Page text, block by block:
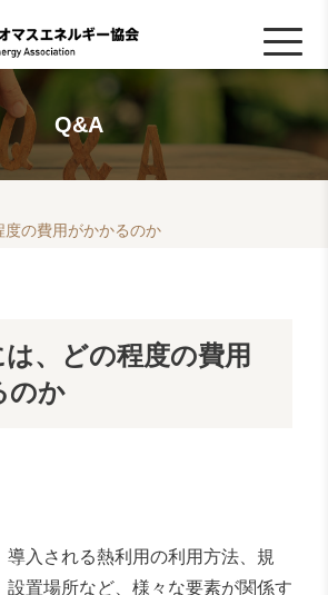
識
Q&A
の費用がかかるのか
、どの程度の費用
のか
導入される熱利用の利用方法、規
設置場所など、様々な要素が関係す